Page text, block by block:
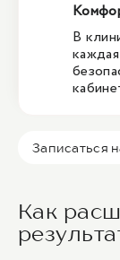
В
Записаться
Как